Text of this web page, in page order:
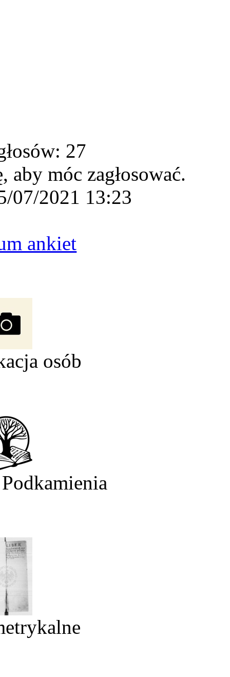
27
aby móc zagłosować.
07/2021 13:23
ankiet
osób